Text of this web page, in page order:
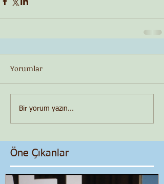
Yorumlar
Bir yorum yazın...
Öne Çıkanlar